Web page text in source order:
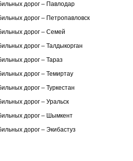
дорог – Павлодар
дорог – Петропавловск
дорог – Семей
дорог – Талдыкорган
дорог – Тараз
дорог – Темиртау
дорог – Туркестан
дорог – Уральск
дорог – Шымкент
дорог – Экибастуз